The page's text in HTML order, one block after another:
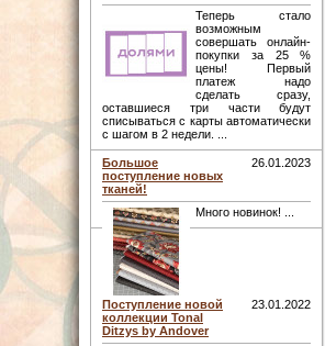
Теперь стало
возможным
совершать онлайн-
покупки за 25 %
цены! Первый
платеж надо
сделать сразу,
оставшиеся три части будут
списываться с карты автоматически
с шагом в 2 недели. ...
Большое
поступление новых
тканей!
26.01.2023
Много новинок! ...
Поступление новой
коллекции Tonal
Ditzys by Andover
23.01.2022